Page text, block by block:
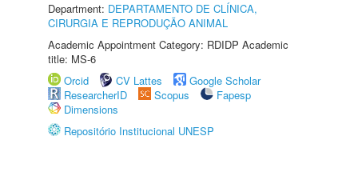
Department: DEPARTAMENTO DE CLÍNICA,
CIRURGIA E REPRODUÇÃO ANIMAL
Academic Appointment Category: RDIDP Academic
title: MS-6
Orcid
CV Lattes
Google Scholar
ResearcherID
Scopus
Fapesp
Dimensions
Repositório Institucional UNESP